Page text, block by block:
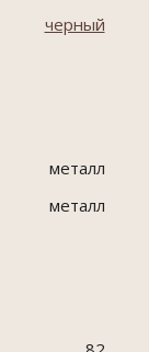
черный
металл
металл